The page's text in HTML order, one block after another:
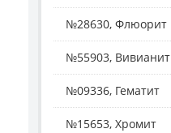
№28630, Флюорит
№55903, Вивианит
№09336, Гематит
№15653, Хромит